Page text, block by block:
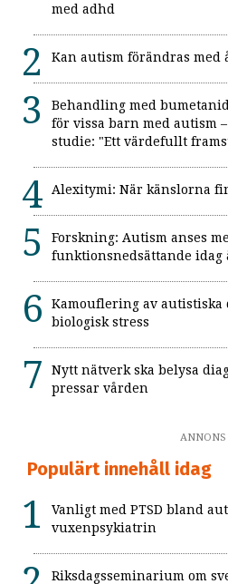
med adhd
Kan autism förändras med
Behandling med
för vissa barn med autism
studie: "Ett värdefullt
Alexitymi: När känslorna
Forskning: Autism anses
funktionsnedsättande idag
Kamouflering av autistiska
biologisk stress
Nytt nätverk ska belysa
pressar vården
ANNONS
Populärt innehåll idag
Vanligt med PTSD bland
vuxenpsykiatrin
Riksdagsseminarium om